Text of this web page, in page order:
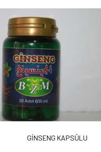
GİNSENG KAPSÜLU